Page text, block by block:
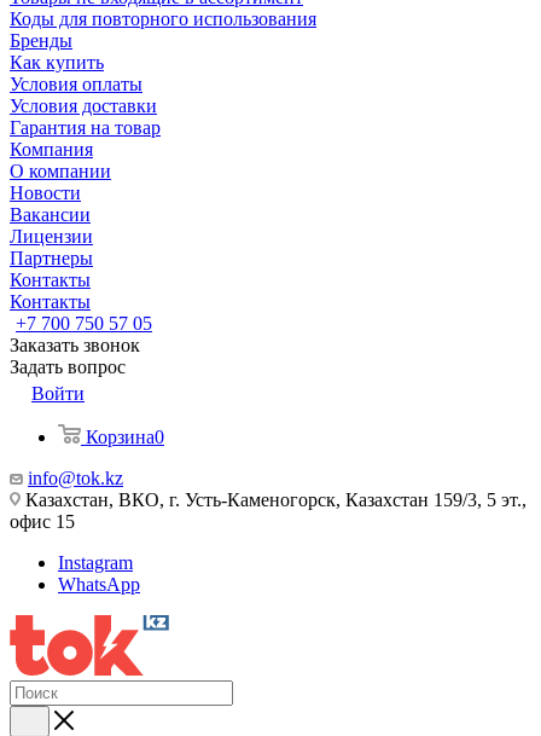
Коды для повторного использования
Бренды
Как купить
Условия оплаты
Условия доставки
Гарантия на товар
Компания
О компании
Новости
Вакансии
Лицензии
Партнеры
Контакты
Контакты
+7 700 750 57 05
Заказать звонок
Задать вопрос
Войти
Корзина0
info@tok.kz
Казахстан, ВКО, г. Усть-Каменогорск, Казахстан 159/3, 5 эт.,
офис 15
Instagram
WhatsApp